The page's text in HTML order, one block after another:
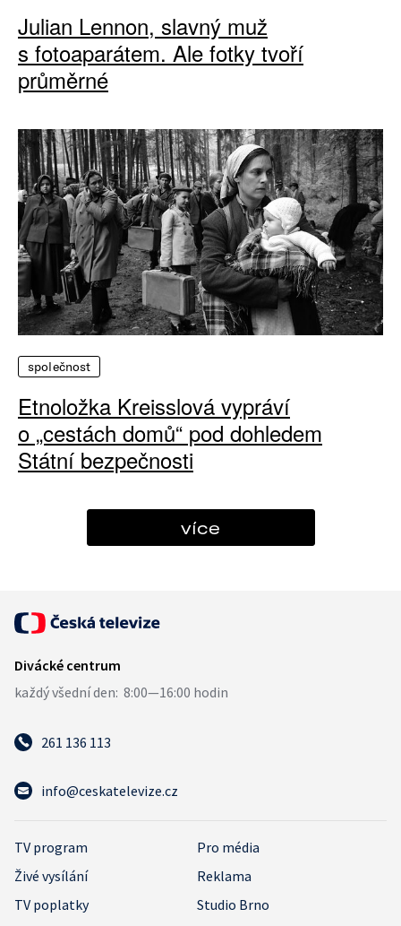
Julian Lennon, slavný muž
s fotoaparátem. Ale fotky tvoří
průměrné
společnost
Etnoložka Kreisslová vypráví
o „cestách domů“ pod dohledem
Státní bezpečnosti
více
261 136 113
info@ceskatelevize.cz
TV program
Pro média
Živé vysílání
Reklama
TV poplatky
Studio Brno